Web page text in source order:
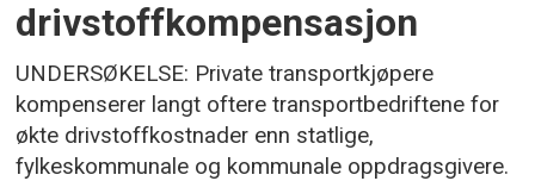
drivstoffkompensasjon
UNDERSØKELSE: Private transportkjøpere
kompenserer langt oftere transportbedriftene for
økte drivstoffkostnader enn statlige,
fylkeskommunale og kommunale oppdragsgivere.